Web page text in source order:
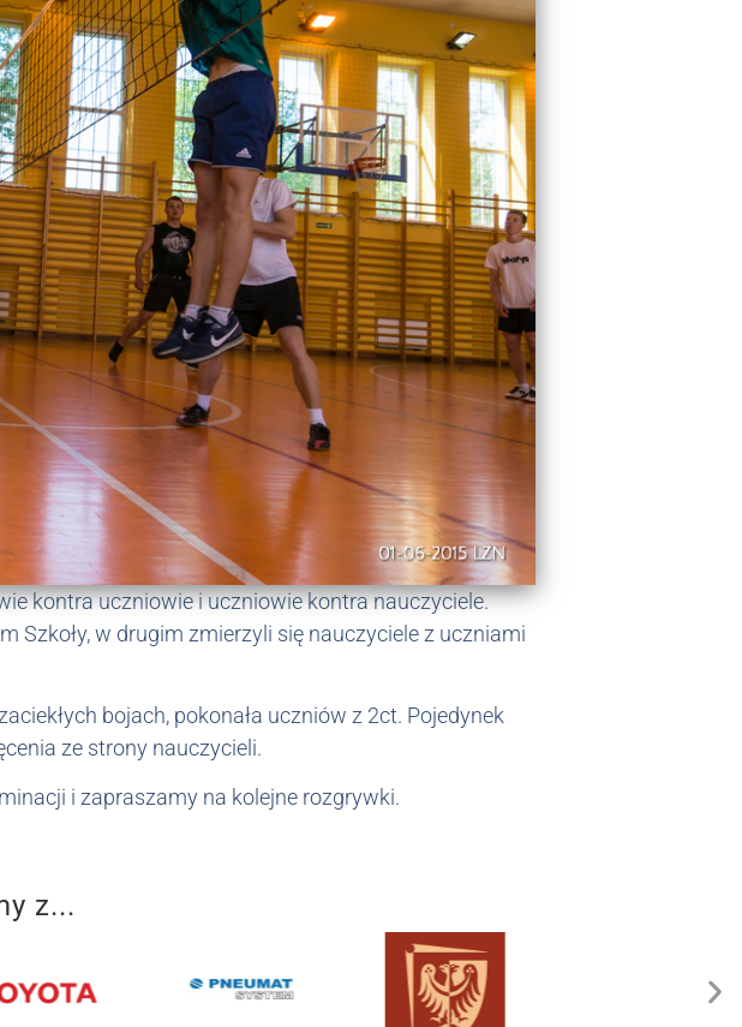
kontra uczniowie i uczniowie kontra nauczyciele.
Szkoły, w drugim zmierzyli się nauczyciele z uczniami
bojach, pokonała uczniów z 2ct. Pojedynek
ze strony nauczycieli.
i zapraszamy na kolejne rozgrywki.
z...